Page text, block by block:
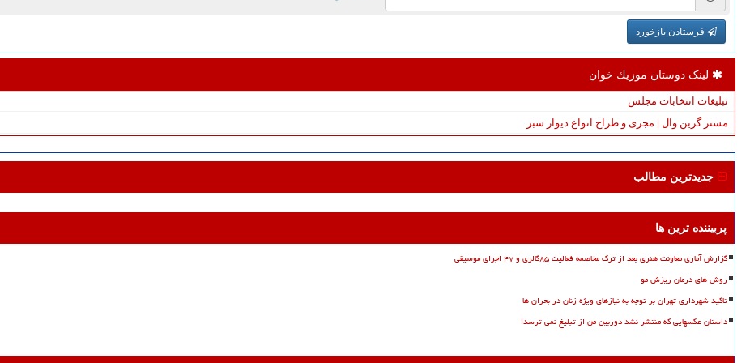
فرستادن بازخورد
لینک دوستان موزیك خوان
تبلیغات انتخابات مجلس
مستر گرین وال | مجری و طراح انواع دیوار سبز
جدیدترین مطالب
پربیننده ترین ها
گزارش آماری معاونت هنری بعد از ترک مخاصمه فعالیت ۸۵گالری و ۴۷ اجرای موسیقی
روش های درمان ریزش مو
تاکید شهرداری تهران بر توجه به نیازهای ویژه زنان در بحران ها
داستان عکسهایی که منتشر نشد دوربین من از تبلیغ نمی ترسد!